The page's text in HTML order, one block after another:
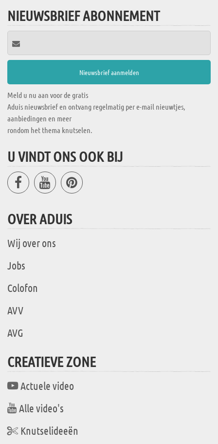
NIEUWSBRIEF ABONNEMENT
Meld u nu aan voor de gratis
Aduis nieuwsbrief en ontvang regelmatig per e-mail nieuwtjes,
aanbiedingen en meer
rondom het thema knutselen.
U VINDT ONS OOK BIJ
OVER ADUIS
Wij over ons
Jobs
Colofon
AVV
AVG
CREATIEVE ZONE
Actuele video
Alle video's
Knutselideeën